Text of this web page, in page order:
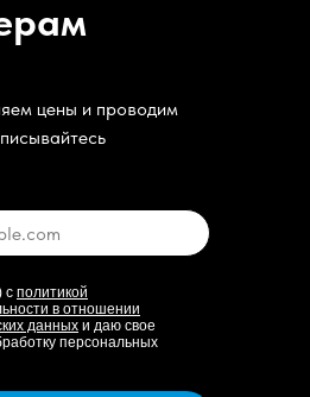
цены и проводим
с политикой
в отношении
данных и даю свое
персональных